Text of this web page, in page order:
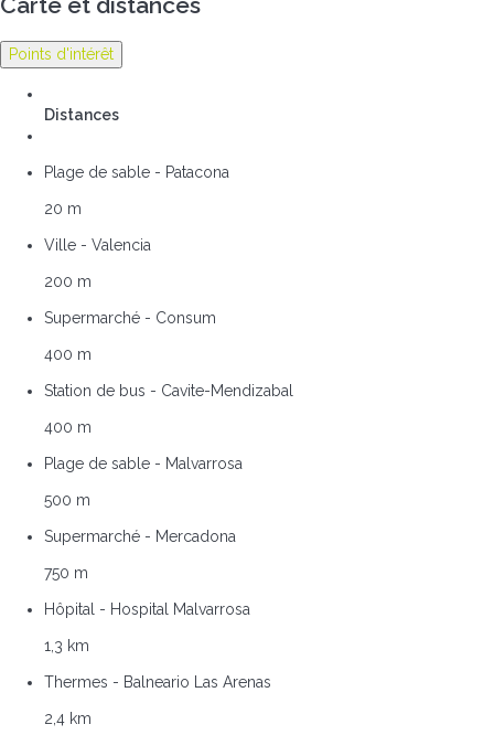
Points d'intérêt
Distances
Plage de sable - Patacona
20 m
Ville - Valencia
200 m
Supermarché - Consum
400 m
Station de bus - Cavite-Mendizabal
400 m
Plage de sable - Malvarrosa
500 m
Supermarché - Mercadona
750 m
Hôpital - Hospital Malvarrosa
1,3 km
Thermes - Balneario Las Arenas
2,4 km